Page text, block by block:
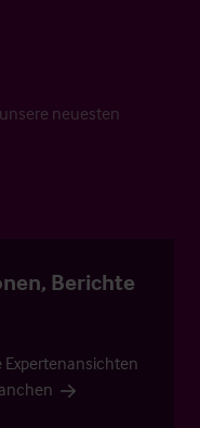
neuesten
Berichte
Expertenansichten